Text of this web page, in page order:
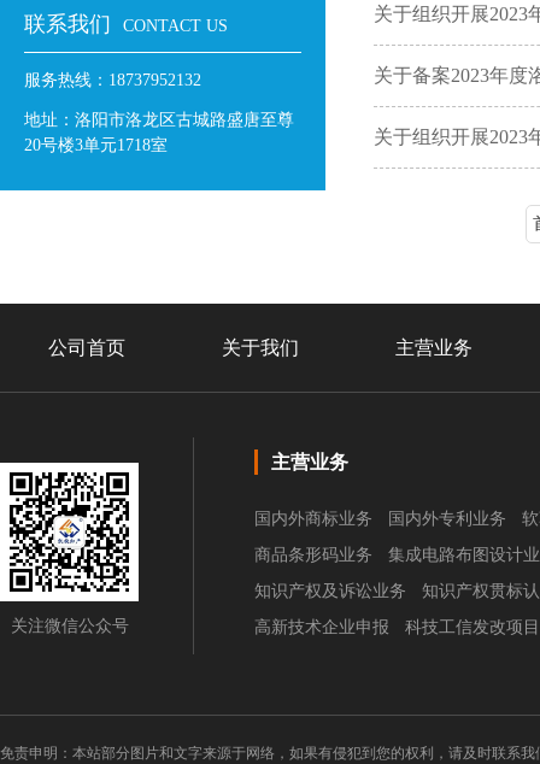
联系我们 CONTACT US
服务热线：18737952132
地址：洛阳市洛龙区古城路盛唐至尊
20号楼3单元1718室
关于组织开展2023
关于备案2023年度
关于组织开展2023
公司首页 关于我们 主营业务
关注微信公众号
主营业务
国内外商标业务 国内外专利业务
商品条形码业务
集成电路布图设计
知识产权及诉讼业务
知识产权贯标
高新技术企业申报
科技工信发改项
免责申明：本站部分图片和文字来源于网络，如果有侵犯到您的权利，请及时联系